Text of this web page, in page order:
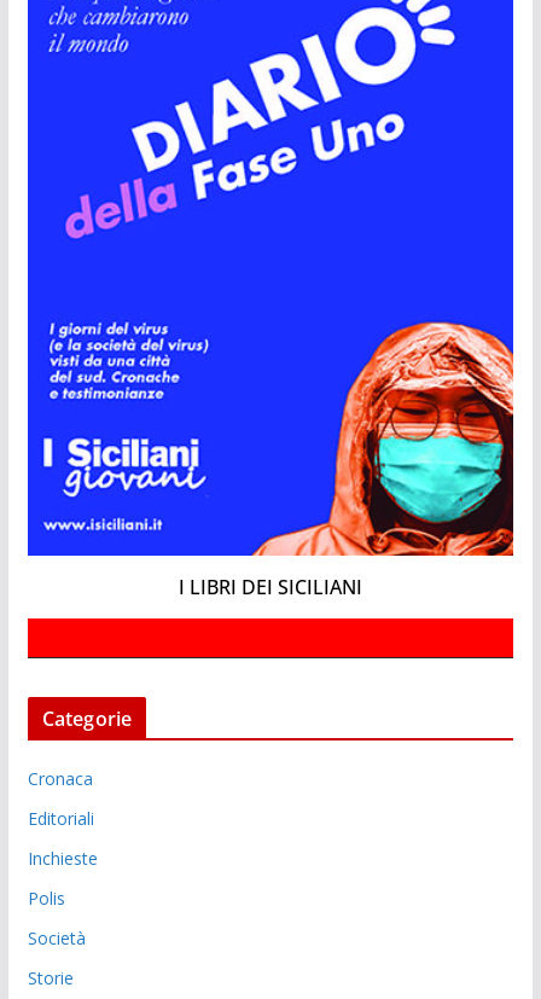
I LIBRI DEI SICILIANI
Categorie
Cronaca
Editoriali
Inchieste
Polis
Società
Storie